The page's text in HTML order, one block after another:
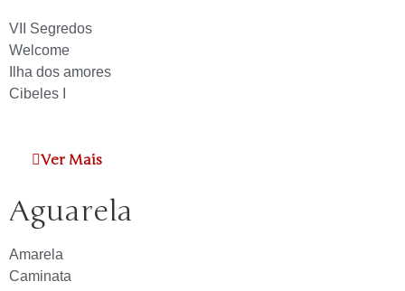
VII Segredos
Welcome
Ilha dos amores
Cibeles I
Ver Mais
Aguarela
Amarela
Caminata